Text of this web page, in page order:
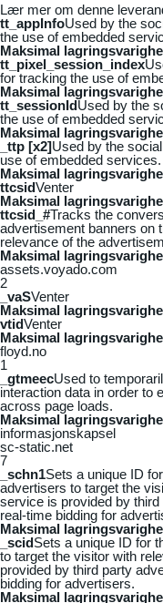
Lær mer om denne
tt_appInfoUsed by the
the use of embedded
Maksimal
tt_pixel_session_index
for tracking the use of
Maksimal
tt_sessionIdUsed by the
the use of embedded
Maksimal
_ttp [x2]Used by the
use of embedded services.
Maksimal
ttcsidVenter
Maksimal
ttcsid_#Tracks the
advertisement banners on
relevance of the
Maksimal
assets.voyado.com
2
_vaSVenter
Maksimal
vtidVenter
Maksimal
floyd.no
1
_gtmeecUsed to
interaction data in order to
across page loads.
Maksimal
informasjonskapsel
sc-static.net
7
_schn1Sets a unique ID
advertisers to target the
service is provided by
real-time bidding for
Maksimal
_scidSets a unique ID for
to target the visitor with
provided by third party
bidding for advertisers.
Maksimal